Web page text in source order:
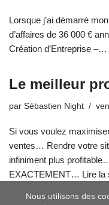
Lorsque j’ai démarré
d’affaires de 36 000 €
Création d’Entreprise –…
Le meilleur
par Sébastien Night ven
Si vous voulez
ventes… Rendre votre
infiniment plus
EXACTEMENT… Lire la
Nous utilisons des